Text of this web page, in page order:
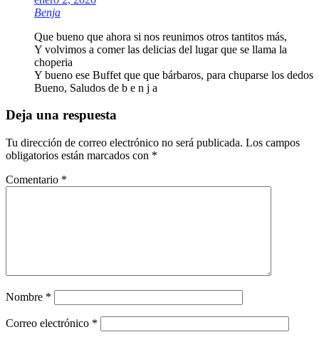
Benja
Que bueno que ahora si nos reunimos otros tantitos más,
Y volvimos a comer las delicias del lugar que se llama la
choperia
Y bueno ese Buffet que que bárbaros, para chuparse los dedos
Bueno, Saludos de b e n j a
Deja una respuesta
Tu dirección de correo electrónico no será publicada. Los campos
obligatorios están marcados con *
Comentario *
Nombre *
Correo electrónico *